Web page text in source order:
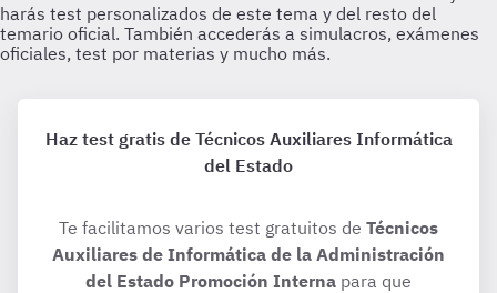
Haz test gratis de Técnicos Auxiliares Informática
del Estado
Te facilitamos varios test gratuitos de Técnicos
Auxiliares de Informática de la Administración
del Estado Promoción Interna para que